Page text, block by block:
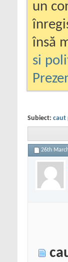
un
însă
si
Subiect: caut
26th